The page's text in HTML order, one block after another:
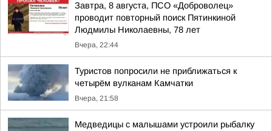
Завтра, 8 августа, ПСО «Доброволец»
проводит повторный поиск Пятинкиной
Людмилы Николаевны, 78 лет
Вчера, 22:44
Туристов попросили не приближаться к
четырём вулканам Камчатки
Вчера, 21:58
Медведицы с малышами устроили рыбалку